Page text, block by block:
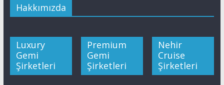
Hakkımızda
Luxury
Gemi
Şirketleri
Premium
Gemi
Şirketleri
Nehir
Cruise
Şirketleri